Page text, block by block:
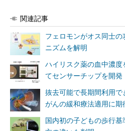
関連記事
フェロモンがオス同士
ニズムを解明
ハイリスク薬の血中濃
てセンサーチップを開発
抜去可能で長期間利用で
がんの緩和療法適用に期
国内初の子どもの歩行